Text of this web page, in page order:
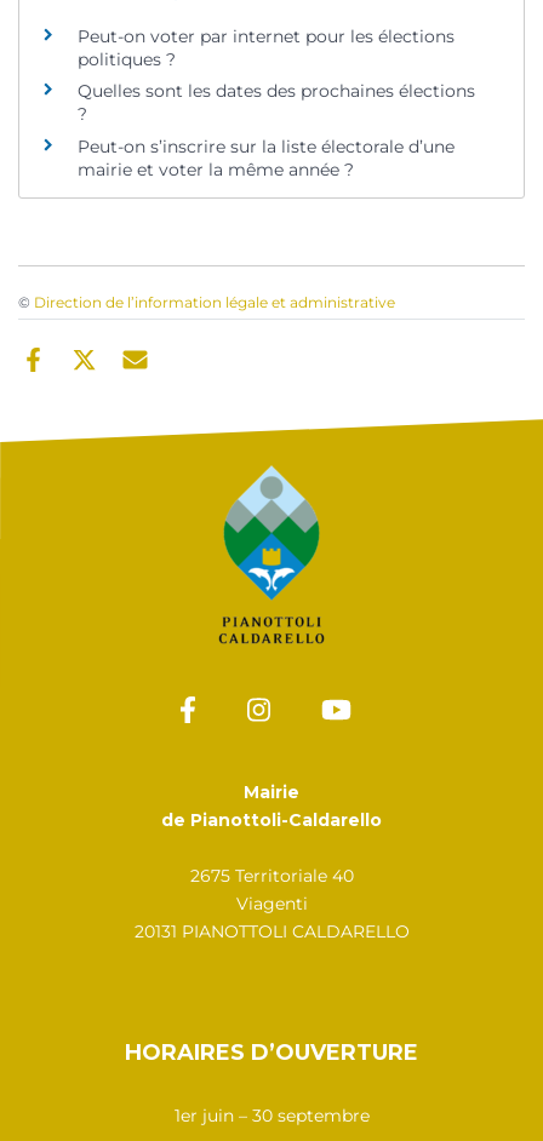
Peut-on voter par internet pour les élections
politiques ?
Quelles sont les dates des prochaines élections
?
Peut-on s’inscrire sur la liste électorale d’une
mairie et voter la même année ?
© Direction de l’information légale et administrative
Mairie
de Pianottoli-Caldarello
2675 Territoriale 40
Viagenti
20131 PIANOTTOLI CALDARELLO
HORAIRES D’OUVERTURE
1er juin – 30 septembre